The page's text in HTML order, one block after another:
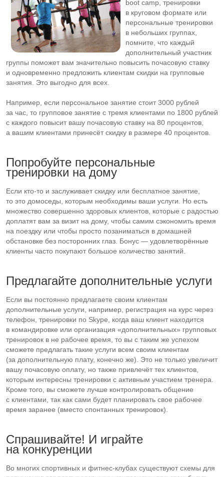
boot camp, тренировки
в круговом формате или
персональные тренировки
в небольших группах,
помните, что каждый
дополнительный участник
группы поможет вам значительно повысить почасовую ставку
и одновременно предложить клиентам скидки на групповые
занятия. Это выгодно для всех.
Например, если персональное занятие стоит 3000 рублей
за час, то групповое занятие с тремя клиентами по 1800 рублей
с каждого повысит вашу почасовую ставку на 80 процентов,
а вашим клиентами принесёт скидку в размере 40 процентов.
Попробуйте персональные
тренировки на дому
Если кто-то и заслуживает скидку или бесплатное занятие,
то это домоседы, которым необходимы ваши услуги. Но есть
множество совершенно здоровых клиентов, которые с радостью
доплатят вам за визит на дому, чтобы самим сэкономить время
на поездку или чтобы просто позаниматься в домашней
обстановке без посторонних глаз. Бонус — удовлетворённые
клиенты часто покупают большое количество занятий.
Предлагайте дополнительные услуги
Если вы постоянно предлагаете своим клиентам
дополнительные услуги, например, регистрация на курс через
телефон, тренировки по Skype, когда ваш клиент находится
в командировке или организация «дополнительных» групповых
тренировок в не рабочее время, то вы с таким же успехом
сможете предлагать такие услуги всем своим клиентам
(за дополнительную плату, конечно же). Это не только увеличит
вашу почасовую оплату, но также привлечёт тех клиентов,
которым интересны тренировки с активным участием тренера.
Кроме того, вы сможете лучше контролировать общение
с клиентами, так как сами будет планировать свое рабочее
время заранее (вместо спонтанных тренировок).
Спрашивайте! И играйте
на конкуренции
Во многих спортивных и фитнес-клубах существуют схемы для